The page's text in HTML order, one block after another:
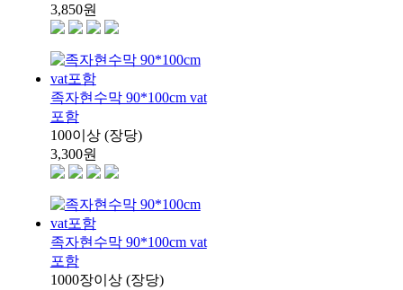
3,850원
족자현수막 90*100cm vat
포함
100이상 (장당)
3,300원
족자현수막 90*100cm vat
포함
1000장이상 (장당)